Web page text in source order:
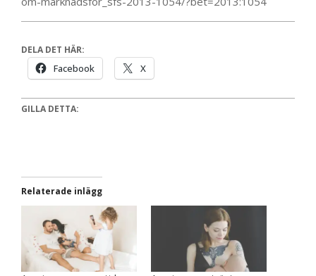
DELA DET HÄR:
Facebook X
GILLA DETTA:
Relaterade inlägg